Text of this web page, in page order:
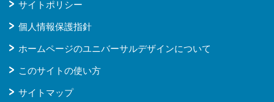
サイトポリシー
個人情報保護指針
ホームページのユニバーサルデザインについて
このサイトの使い方
サイトマップ